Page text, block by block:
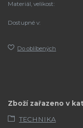
Materiál, velikost:
Dostupné v:
Do oblíbených
Zboží zařazeno v
TECHNIKA